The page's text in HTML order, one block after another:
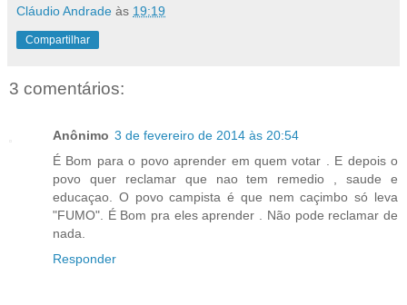
Cláudio Andrade às 19:19
Compartilhar
3 comentários:
Anônimo 3 de fevereiro de 2014 às 20:54
É Bom para o povo aprender em quem votar . E depois o
povo quer reclamar que nao tem remedio , saude e
educaçao. O povo campista é que nem caçimbo só leva
"FUMO". É Bom pra eles aprender . Não pode reclamar de
nada.
Responder